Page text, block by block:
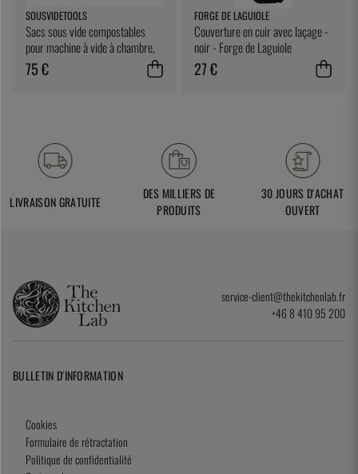
SOUSVIDETOOLS
Sacs sous vide compostables
pour machine à vide à chambre,
25 x 25 cm, paquet de 200 -
SousVideTools
75 €
FORGE DE LAGUIOLE
Couverture en cuir avec laçage -
noir - Forge de Laguiole
27 €
LIVRAISON GRATUITE
DES MILLIERS DE
PRODUITS
30 JOURS D'ACHAT
OUVERT
service-client@thekitchenlab.fr
+46 8 410 95 200
BULLETIN D'INFORMATION
Cookies
Formulaire de rétractation
Politique de confidentialité